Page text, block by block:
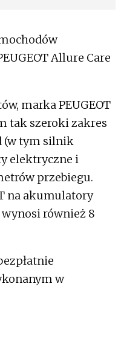
Allure Care
marka PEUGEOT
tak szeroki zakres
(w tym silnik
elektryczne i
przebiegu.
na akumulatory
również 8
w